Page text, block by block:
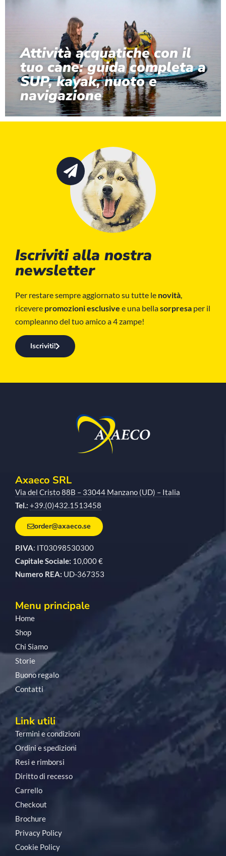
Attività acquatiche con il
tuo cane: guida completa a
SUP, kayak, nuoto e
navigazione
Iscriviti alla nostra
newsletter
Per restare sempre aggiornato su tutte le novità
ricevere promozioni esclusive e una bellasorpresa per il
compleanno del tuo amico a 4 zampe!
Iscriviti!
Axaeco SRL
Via del Cristo 88B – 33044 Manzano (UD) – Italia
Tel.: +39.(0)432.1513458
order@axaeco.se
P.IVA: IT03098530300
Capitale Sociale: 10,000 €
Numero REA: UD-367353
Menu principale
Home
Shop
Chi Siamo
Storie
Buono regalo
Contatti
Link utili
Termini e condizioni
Ordini e spedizioni
Resi e rimborsi
Diritto di recesso
Carrello
Checkout
Brochure
Privacy Policy
Cookie Policy